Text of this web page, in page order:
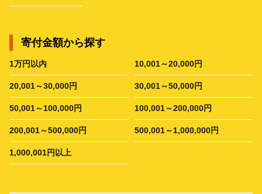
寄付金額から探す
1万円以内 10,001～20,000円
20,001～30,000円 30,001～50,000円
50,001～100,000円 100,001～200,000円
200,001～500,000円 500,001～1,000,000円
1,000,001円以上